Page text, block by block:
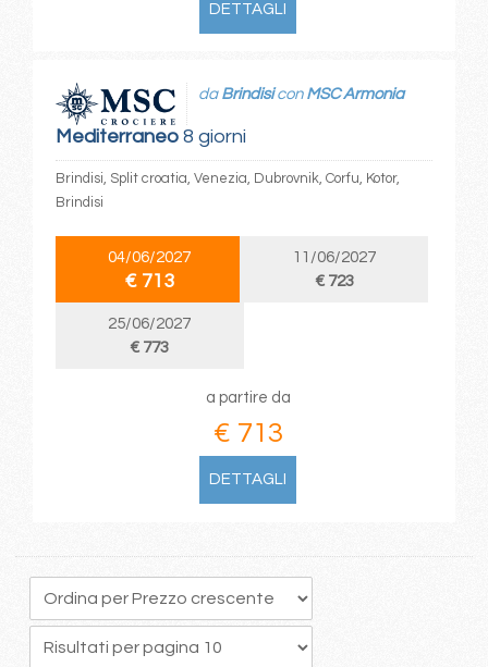
DETTAGLI
Mediterraneo8 giorni
da Brindisicon MSC Armonia
Brindisi, Split croatia, Venezia, Dubrovnik, Corfu, Kotor,
Brindisi
04/06/2027
€ 713
11/06/2027
€ 723
25/06/2027
€ 773
a partire da
€ 713
DETTAGLI